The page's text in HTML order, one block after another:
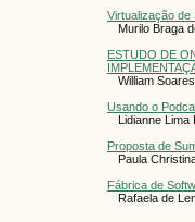
Virtualização
Murilo Braga
ESTUDO DE
William
Usando o
Lidianne Lima
Proposta de
Paula
Fábrica de
Rafaela de